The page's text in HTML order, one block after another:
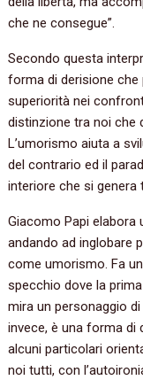
che ne consegue”.
Secondo questa
forma di derisione che
superiorità nei
distinzione tra noi che
L’umorismo aiuta a
del contrario ed il
interiore che si genera
Giacomo Papi
andando ad inglobare
come umorismo. Fa
specchio dove la
mira un personaggio
invece, è una forma di
alcuni particolari
noi tutti, con